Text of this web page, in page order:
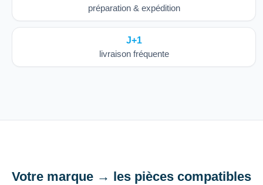
préparation & expédition
J+1
livraison fréquente
Votre marque → les pièces compatibles